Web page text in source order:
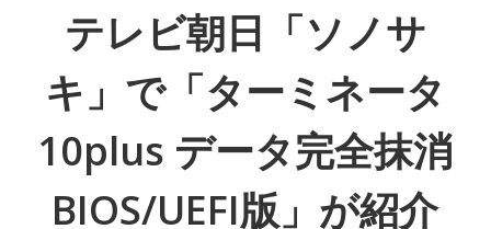
テレビ朝日「ソノサ
キ」で「ターミネータ
10plus データ完全抹消
BIOS/UEFI版」が紹介